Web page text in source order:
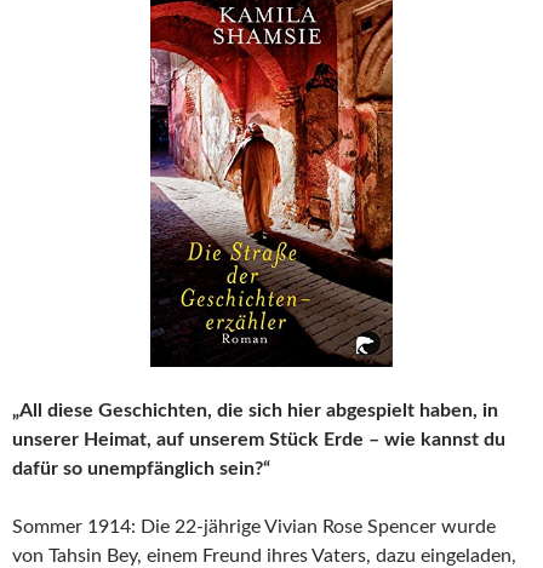
„All diese Geschichten, die sich hier abgespielt haben, in
unserer Heimat, auf unserem Stück Erde – wie kannst du
dafür so unempfänglich sein?“
Sommer 1914: Die 22-jährige Vivian Rose Spencer wurde
von Tahsin Bey, einem Freund ihres Vaters, dazu eingeladen,